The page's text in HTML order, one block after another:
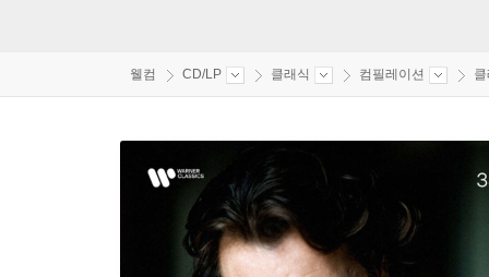
웰컴 CD/LP 클래식 컴필레이션